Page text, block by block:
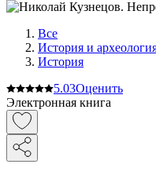
Все
История и
История
5.03Оценить
Электронная книга